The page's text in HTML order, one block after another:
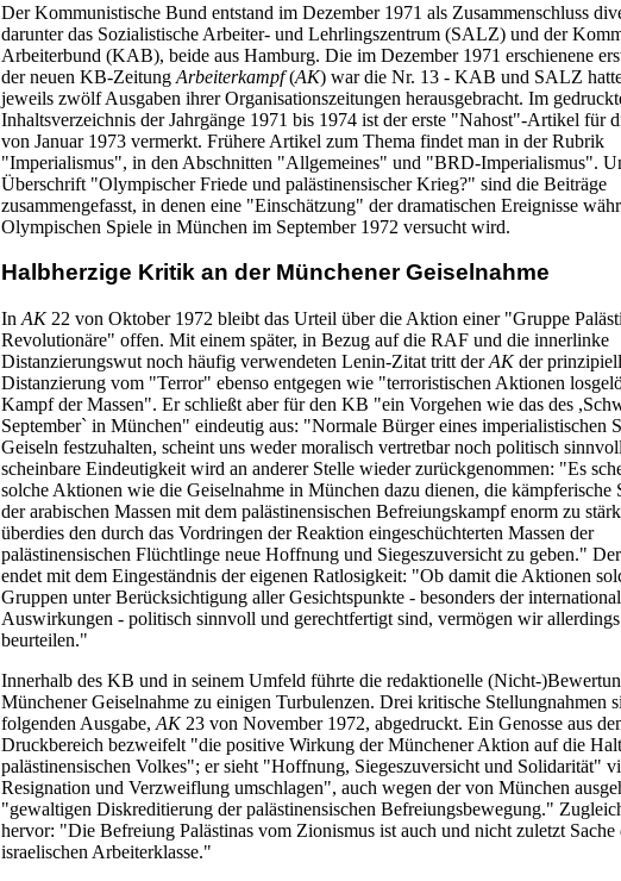
Der Kommunistische Bund entstand im Dezember 1971 als Zusammenschluss
darunter das Sozialistische Arbeiter- und Lehrlingszentrum (SALZ) und der
Arbeiterbund (KAB), beide aus Hamburg. Die im Dezember 1971 erschienene
der neuen KB-Zeitung Arbeiterkampf(AK) war die Nr. 13 - KAB und SALZ
jeweils zwölf Ausgaben ihrer Organisationszeitungen herausgebracht. Im
Inhaltsverzeichnis der Jahrgänge 1971 bis 1974 ist der erste "Nahost"-Artikel für
von Januar 1973 vermerkt. Frühere Artikel zum Thema findet man in der Rubrik
"Imperialismus", in den Abschnitten "Allgemeines" und "BRD-Imperialismus".
Überschrift "Olympischer Friede und palästinensischer Krieg?" sind die Beiträge
zusammengefasst, in denen eine "Einschätzung" der dramatischen Ereignisse
Olympischen Spiele in München im September 1972 versucht wird.
Halbherzige Kritik an der Münchener Geiselnahme
In AK22 von Oktober 1972 bleibt das Urteil über die Aktion einer "Gruppe
Revolutionäre" offen. Mit einem später, in Bezug auf die RAF und die innerlinke
Distanzierungswut noch häufig verwendeten Lenin-Zitat tritt derAKder
Distanzierung vom "Terror" ebenso entgegen wie "terroristischen Aktionen
Kampf der Massen". Er schließt aber für den KB "ein Vorgehen wie das des
September` in München" eindeutig aus: "Normale Bürger eines imperialistischen
Geiseln festzuhalten, scheint uns weder moralisch vertretbar noch politisch
scheinbare Eindeutigkeit wird an anderer Stelle wieder zurückgenommen: "Es
solche Aktionen wie die Geiselnahme in München dazu dienen, die kämpferische
der arabischen Massen mit dem palästinensischen Befreiungskampf enorm zu
überdies den durch das Vordringen der Reaktion eingeschüchterten Massen der
palästinensischen Flüchtlinge neue Hoffnung und Siegeszuversicht zu geben."
endet mit dem Eingeständnis der eigenen Ratlosigkeit: "Ob damit die Aktionen
Gruppen unter Berücksichtigung aller Gesichtspunkte - besonders der
Auswirkungen - politisch sinnvoll und gerechtfertigt sind, vermögen wir
beurteilen."
Innerhalb des KB und in seinem Umfeld führte die redaktionelle (Nicht-
Münchener Geiselnahme zu einigen Turbulenzen. Drei kritische Stellungnahmen
folgenden Ausgabe, AK23 von November 1972, abgedruckt. Ein Genosse aus
Druckbereich bezweifelt "die positive Wirkung der Münchener Aktion auf die
palästinensischen Volkes"; er sieht "Hoffnung, Siegeszuversicht und Solidarität"
Resignation und Verzweiflung umschlagen", auch wegen der von München
"gewaltigen Diskreditierung der palästinensischen Befreiungsbewegung."
hervor: "Die Befreiung Palästinas vom Zionismus ist auch und nicht zuletzt Sache
israelischen Arbeiterklasse."